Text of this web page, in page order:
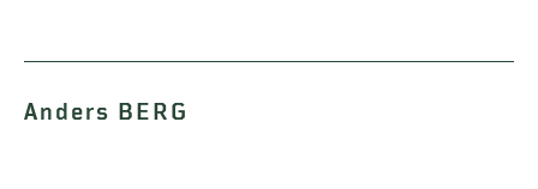
Anders BERG